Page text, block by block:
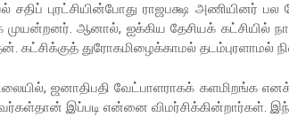
சதிப் புரட்சியின்போது ராஜபக்ஷ அணியினர்
முயன்றனர். ஆனால், ஐக்கிய தேசியக் கட்சியில்
கட்சிக்குத் துரோகமிழைக்காமல் தடம்புரளாமல்
ஜனாதிபதி வேட்பாளராகக் களமிறங்க
இப்படி என்னை விமர்சிக்கின்றார்கள்.